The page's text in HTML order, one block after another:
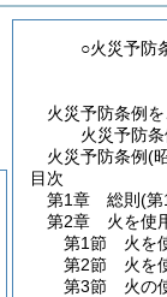
○火災予防
火災予防条例を
火災予防条
火災予防条例(
目次
第1章
総則 (第
第2章
火を使
第1節
火を
第2節
火を
第3節
火の